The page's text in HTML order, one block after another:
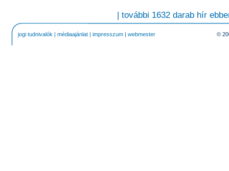
| további 1632 darab hír
jogi tudnivalók | médiaajánlat | impresszum | webmester ©